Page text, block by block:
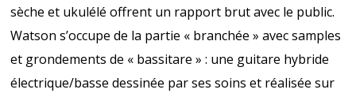
sèche et ukulélé offrent un rapport brut avec le public.
Watson s’occupe de la partie « branchée » avec samples
et grondements de « bassitare » : une guitare hybride
électrique/basse dessinée par ses soins et réalisée sur